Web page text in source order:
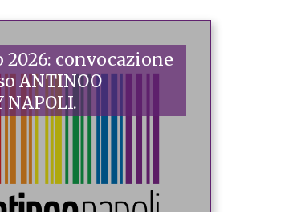
2026: convocazione
ANTINOO
NAPOLI.